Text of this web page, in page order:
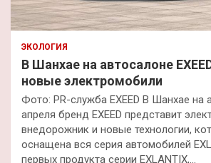
ЭКОЛОГИЯ
В Шанхае на автосалоне
новые электромобили
Фото: PR-служба EXEED В Шанхае на
апреля бренд EXEED представит
внедорожник и новые технологии,
оснащена вся серия автомобилей
первых продукта серии EXLANTIX,…